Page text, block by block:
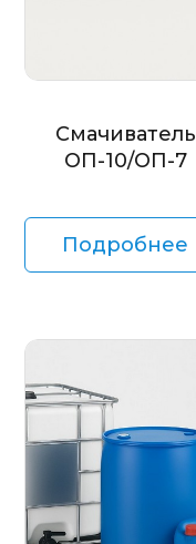
Смачиватель
ОП-10/ОП-7
Подробнее